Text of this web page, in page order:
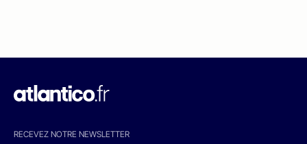
RECEVEZ NOTRE NEWSLETTER